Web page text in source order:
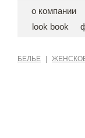
о компании
look book
БЕЛЬЕ